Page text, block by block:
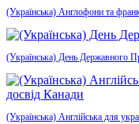
(Українська) Англофони та
(Українська) День Державного
(Українська) Англійська для